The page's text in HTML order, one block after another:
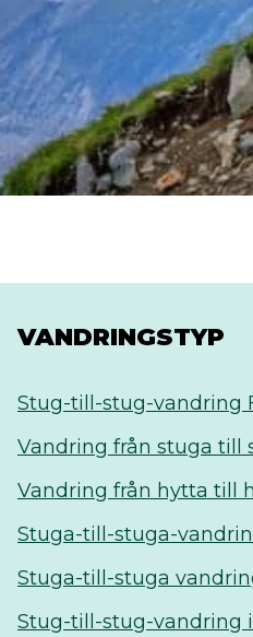
VANDRINGSTYP
Stug-till-stug-vandring
Vandring från stuga till
Vandring från hytta till
Stuga-till-stuga-
Stuga-till-stuga
Stug-till-stug-vandring